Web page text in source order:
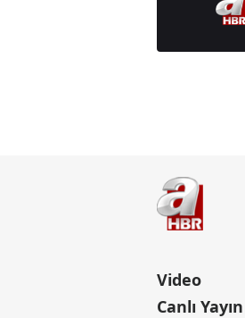
Video
Canlı Yayın